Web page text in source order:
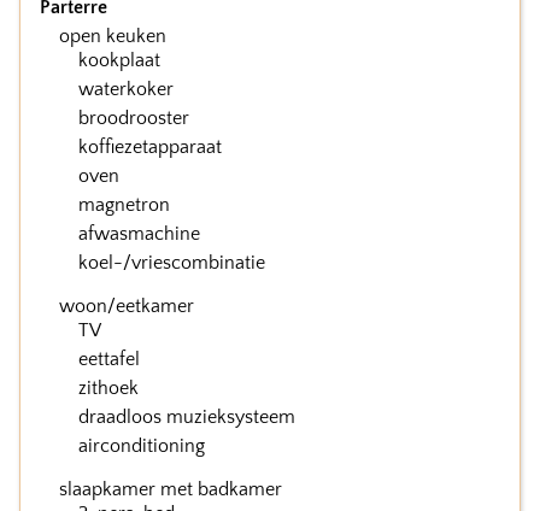
Parterre
open keuken
kookplaat
waterkoker
broodrooster
koffiezetapparaat
oven
magnetron
afwasmachine
koel-/vriescombinatie
woon/eetkamer
TV
eettafel
zithoek
draadloos muzieksysteem
airconditioning
slaapkamer met badkamer